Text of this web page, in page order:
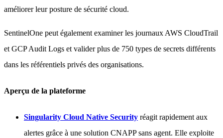
améliorer leur posture de sécurité cloud.
SentinelOne peut également examiner les journaux AWS CloudTrail
et GCP Audit Logs et valider plus de 750 types de secrets différents
dans les référentiels privés des organisations.
Aperçu de la plateforme
Singularity Cloud Native Security réagit rapidement aux
alertes grâce à une solution CNAPP sans agent. Elle exploite